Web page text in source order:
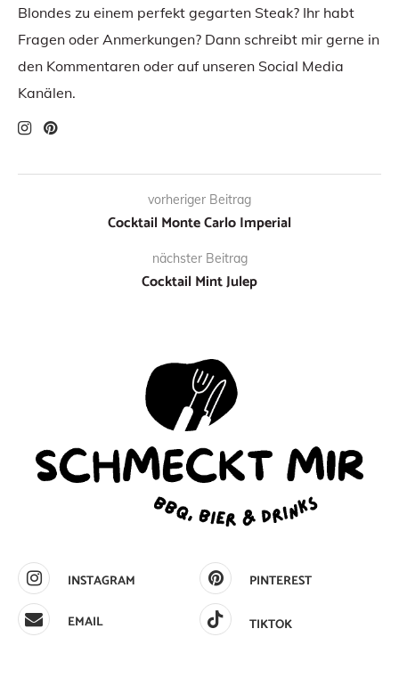
Blondes zu einem perfekt gegarten Steak? Ihr habt
Fragen oder Anmerkungen? Dann schreibt mir gerne in
den Kommentaren oder auf unseren Social Media
Kanälen.
vorheriger Beitrag
Cocktail Monte Carlo Imperial
nächster Beitrag
Cocktail Mint Julep
INSTAGRAM
PINTEREST
EMAIL
TIKTOK